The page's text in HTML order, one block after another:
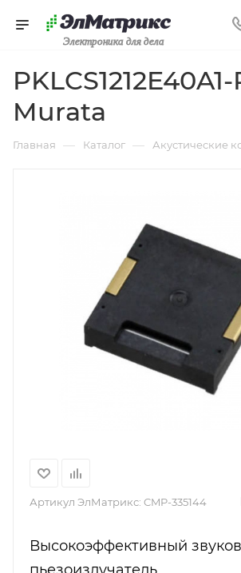
Электроника для дела
PKLCS1212E40A1-
Murata
Главная — Каталог — Акустические
Артикул ЭлМатрикс: CMP-335144
Высокоэффективный